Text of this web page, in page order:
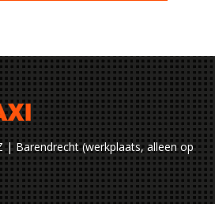
| Barendrecht (werkplaats, alleen op